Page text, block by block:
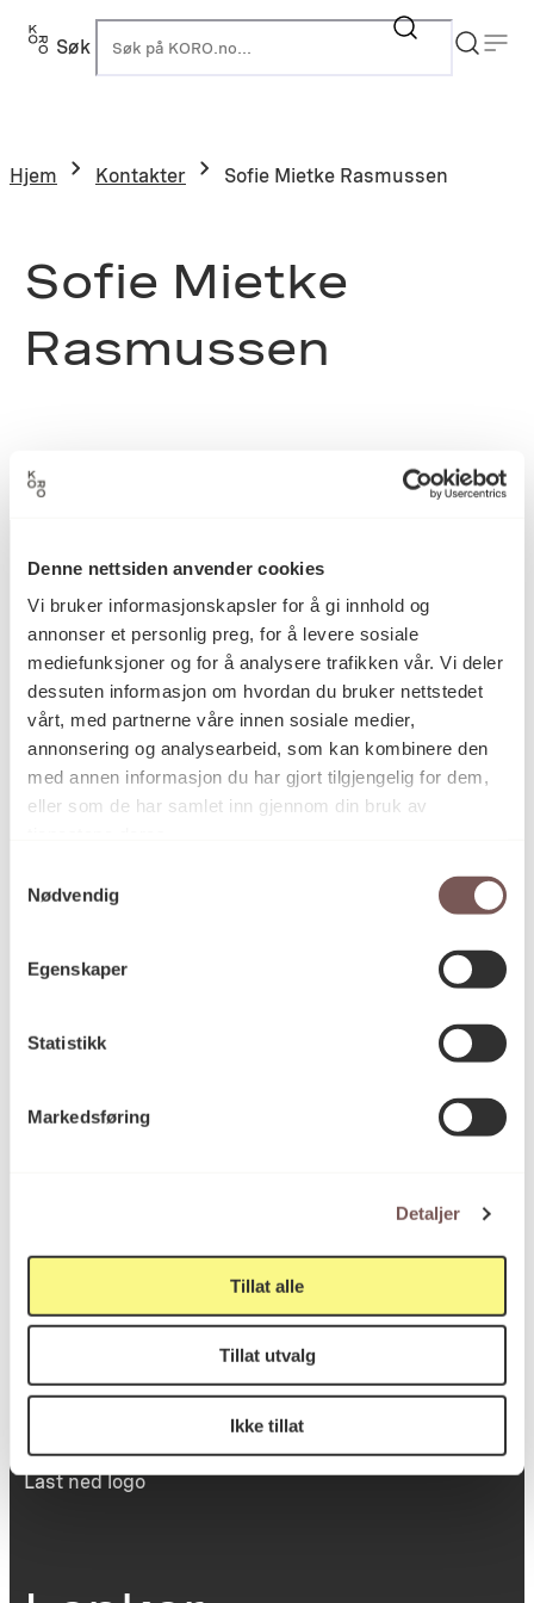
Denne nettsiden anvender cookies
Vi bruker informasjonskapsler for å gi innhold og
annonser et personlig preg, for å levere sosiale
mediefunksjoner og for å analysere trafikken vår. Vi deler
dessuten informasjon om hvordan du bruker nettstedet
vårt, med partnerne våre innen sosiale medier,
annonsering og analysearbeid, som kan kombinere den
med annen informasjon du har gjort tilgjengelig for dem,
eller som de har samlet inn gjennom din bruk av
Nødvendig
Egenskaper
Statistikk
Markedsføring
Detaljer
Tillat alle
Tillat utvalg
Ikke tillat
Søk
Hjem Kontakter Sofie Mietke Rasmussen
Sofie Mietke
Rasmussen
Postadresse
Postboks 6994
St. Olavs plass
inngang Løkkeveien,
Viktig info
Utbetaling og fakturering
Personvernerklæring
Dokumentasjonsskjema
Last ned logo